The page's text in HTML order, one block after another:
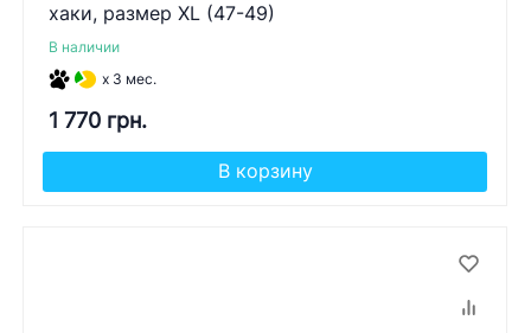
хаки, размер XL (47-49)
В наличии
x 3 мес.
1 770 грн.
В корзину